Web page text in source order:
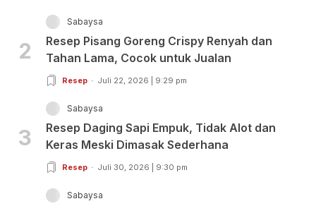
2
Sabaysa
Resep Pisang Goreng Crispy Renyah dan
Tahan Lama, Cocok untuk Jualan
Resep Juli 22, 2026 | 9:29 pm
3
Sabaysa
Resep Daging Sapi Empuk, Tidak Alot dan
Keras Meski Dimasak Sederhana
Resep Juli 30, 2026 | 9:30 pm
Sabaysa